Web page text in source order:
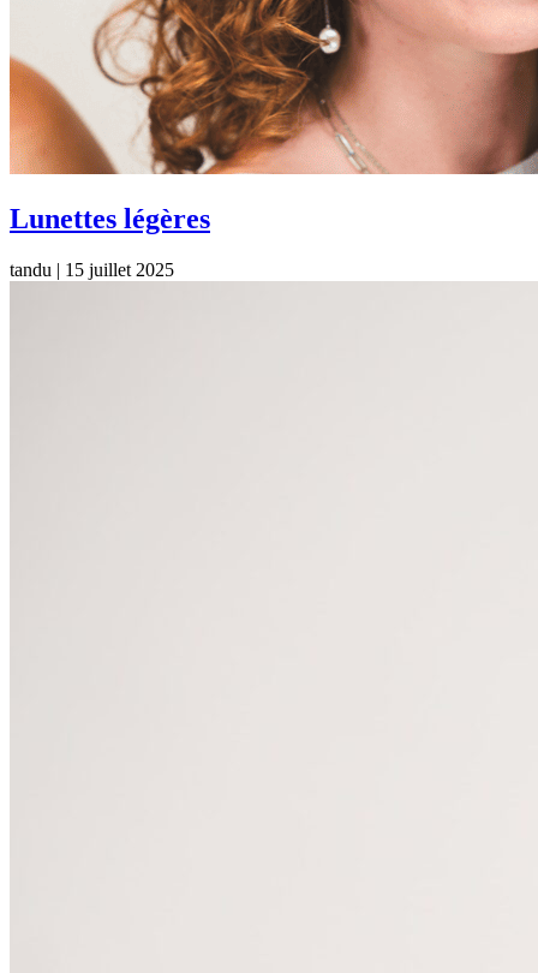
Lunettes légères
tandu | 15 juillet 2025